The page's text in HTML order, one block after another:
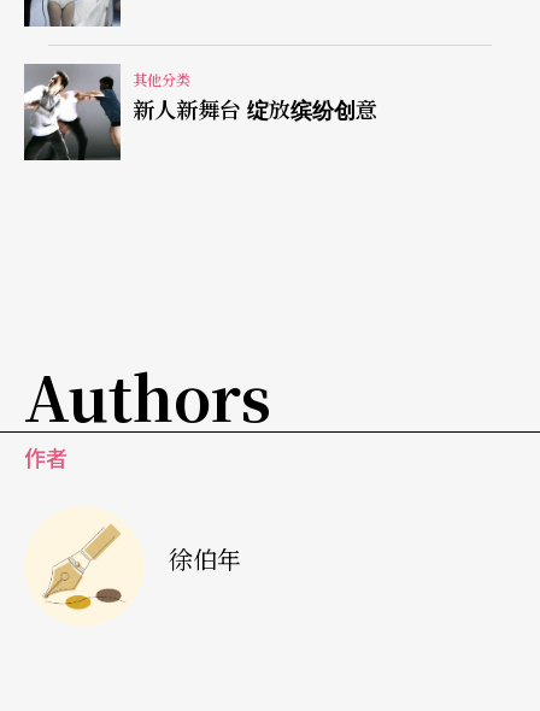
整体而言，虽然时代的形式不利，不过音乐圈的生
命力仍相当旺盛，在创作和展演上都有可观的表
现，且跨领域演出似乎成为一股趋势。唯跨领域制
乐演出一直都不是国人生活中重要的一环，但透过
各式的展演、创新、跨界，在在显示了音乐圈吸引
其他分类
新人新舞台 绽放缤纷创意
Authors
作者
徐伯年